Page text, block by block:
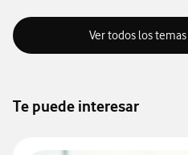
Ver todos los
Te puede interesar